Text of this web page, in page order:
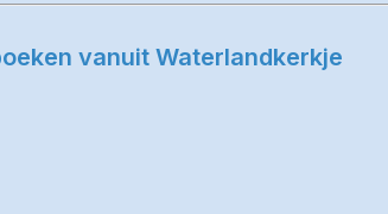
vanuit Waterlandkerkje